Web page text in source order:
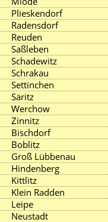
Plieskendorf
Radensdorf
Reuden
Saßleben
Schadewitz
Schrakau
Settinchen
Säritz
Werchow
Zinnitz
Bischdorf
Boblitz
Groß Lübbenau
Hindenberg
Kittlitz
Klein Radden
Leipe
Neustadt